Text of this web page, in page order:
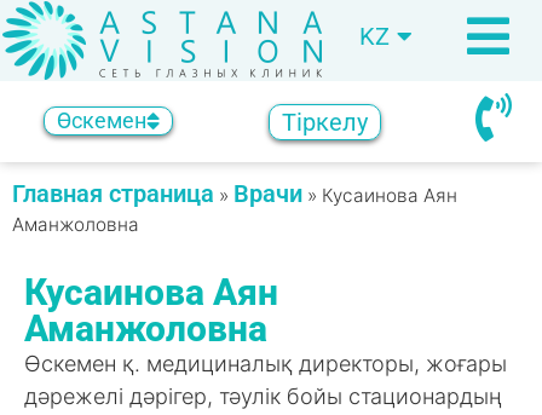
KZ
RU
Өскемен Тіркелу
Главная страница » Врачи » Кусаинова Аян
Аманжоловна
Кусаинова Аян
Аманжоловна
Өскемен қ. медициналық директоры, жоғары
дәрежелі дәрігер, тәулік бойы стационардың